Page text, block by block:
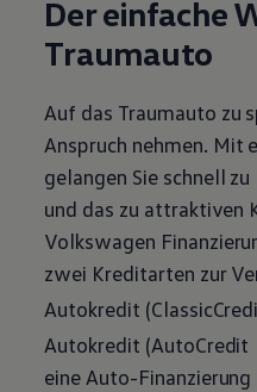
Der einfache
Traumauto
Auf das Traumauto zu
Anspruch nehmen. Mit
gelangen Sie schnell
und das zu attraktiven
Volkswagen
zwei Kreditarten zur
Autokredit
Autokredit (AutoCredit
eine Auto-